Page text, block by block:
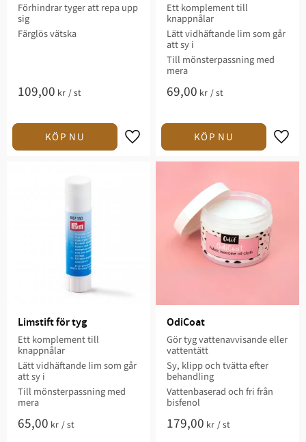
Förhindrar tyger att repa upp
sig
Färglös vätska
109,00 kr /st
Lägg till i favoriter
Ett komplement till
knappnålar
Lätt vidhäftande lim som går
att sy i
Till mönsterpassning med
mera
69,00 kr /st
Limstift för tyg
Ett komplement till
knappnålar
Lätt vidhäftande lim som går
att sy i
Till mönsterpassning med
mera
65,00 kr /st
OdiCoat
Gör tyg vattenavvisande eller
vattentätt
Sy, klipp och tvätta efter
behandling
Vattenbaserad och fri från
bisfenol
179,00 kr /st